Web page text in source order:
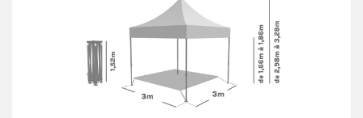
d’une peinture antirouille garantit sa durabilité pour
utilisation occasionnelle à régulière .
Ce stand pliant est
tarif très
abordable pour les particuliers et les professionnels